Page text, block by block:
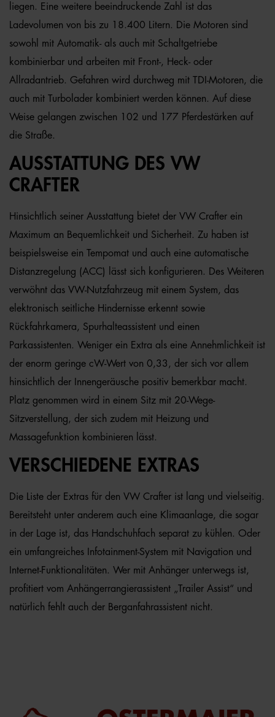
liegen. Eine weitere beeindruckende Zahl ist das
Ladevolumen von bis zu 18.400 Litern. Die Motoren sind
sowohl mit Automatik- als auch mit Schaltgetriebe
kombinierbar und arbeiten mit Front-, Heck- oder
Allradantrieb. Gefahren wird durchweg mit TDI-Motoren, die
auch mit Turbolader kombiniert werden können. Auf diese
Weise gelangen zwischen 102 und 177 Pferdestärken auf
die Straße.
AUSSTATTUNG DES VW
CRAFTER
Hinsichtlich seiner Ausstattung bietet der VW Crafter ein
Maximum an Bequemlichkeit und Sicherheit. Zu haben ist
beispielsweise ein Tempomat und auch eine automatische
Distanzregelung (ACC) lässt sich konfigurieren. Des Weiteren
verwöhnt das VW-Nutzfahrzeug mit einem System, das
elektronisch seitliche Hindernisse erkennt sowie
Rückfahrkamera, Spurhalteassistent und einen
Parkassistenten. Weniger ein Extra als eine Annehmlichkeit ist
der enorm geringe cW-Wert von 0,33, der sich vor allem
hinsichtlich der Innengeräusche positiv bemerkbar macht.
Platz genommen wird in einem Sitz mit 20-Wege-
Sitzverstellung, der sich zudem mit Heizung und
Massagefunktion kombinieren lässt.
VERSCHIEDENE EXTRAS
Die Liste der Extras für den VW Crafter ist lang und vielseitig.
Bereitsteht unter anderem auch eine Klimaanlage, die sogar
in der Lage ist, das Handschuhfach separat zu kühlen. Oder
ein umfangreiches Infotainment-System mit Navigation und
Internet-Funktionalitäten. Wer mit Anhänger unterwegs ist,
profitiert vom Anhängerrangierassistent „Trailer Assist“ und
natürlich fehlt auch der Berganfahrassistent nicht.